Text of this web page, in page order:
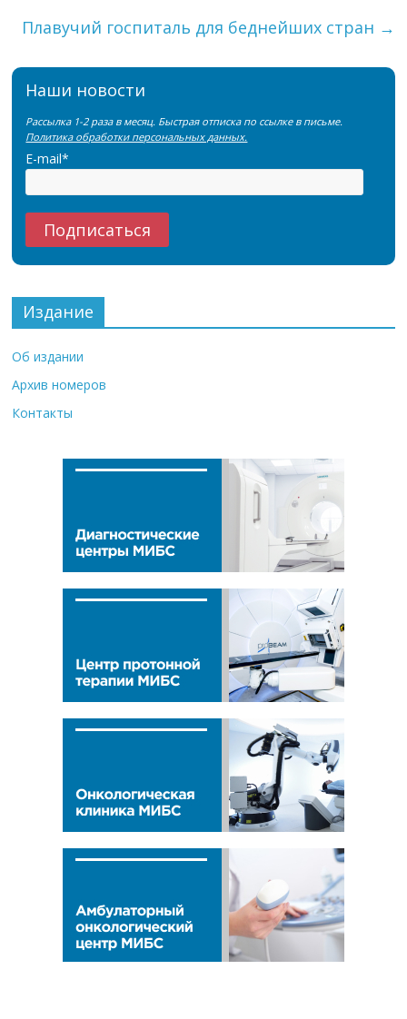
Плавучий госпиталь для беднейших стран →
Наши новости
Рассылка 1-2 раза в месяц. Быстрая отписка по ссылке в письме.
Политика обработки персональных данных.
E-mail*
Издание
Об издании
Архив номеров
Контакты